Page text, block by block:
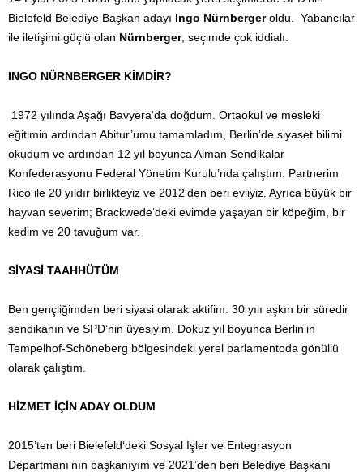
Bielefeld Belediye Başkan adayı Ingo Nürnbergeroldu. Yabancılar
ile iletişimi güçlü olan Nürnberger, seçimde çok iddialı.
INGO NÜRNBERGER KİMDİR?
1972 yılında Aşağı Bavyera‘da doğdum. Ortaokul ve mesleki
eğitimin ardından Abitur’umu tamamladım, Berlin’de siyaset bilimi
okudum ve ardından 12 yıl boyunca Alman Sendikalar
Konfederasyonu Federal Yönetim Kurulu’nda çalıştım. Partnerim
Rico ile 20 yıldır birlikteyiz ve 2012‘den beri evliyiz. Ayrıca büyük bir
hayvan severim; Brackwede‘deki evimde yaşayan bir köpeğim, bir
kedim ve 20 tavuğum var.
SİYASİ TAAHHÜTÜM
Ben gençliğimden beri siyasi olarak aktifim. 30 yılı aşkın bir süredir
sendikanın ve SPD’nin üyesiyim. Dokuz yıl boyunca Berlin’in
Tempelhof-Schöneberg bölgesindeki yerel parlamentoda gönüllü
olarak çalıştım.
HİZMET İÇİN ADAY OLDUM
2015’ten beri Bielefeld‘deki Sosyal İşler ve Entegrasyon
Departmanı’nın başkanıyım ve 2021’den beri Belediye Başkanı